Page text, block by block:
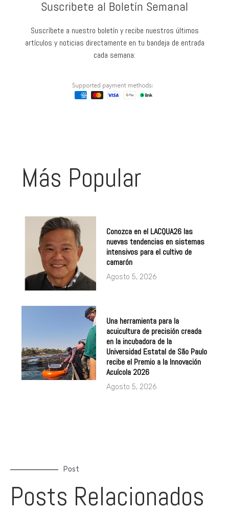
Suscribete al Boletín Semanal
Suscríbete a nuestro boletín y recibe nuestros últimos
artículos y noticias directamente en tu bandeja de entrada
cada semana:
Más Popular
Conozca en el LACQUA26 las
nuevas tendencias en sistemas
intensivos para el cultivo de
camarón
Agosto 5, 2026
Una herramienta para la
acuicultura de precisión creada
en la incubadora de la
Universidad Estatal de São Paulo
recibe el Premio a la Innovación
Acuícola 2026
Agosto 5, 2026
Post
Posts Relacionados